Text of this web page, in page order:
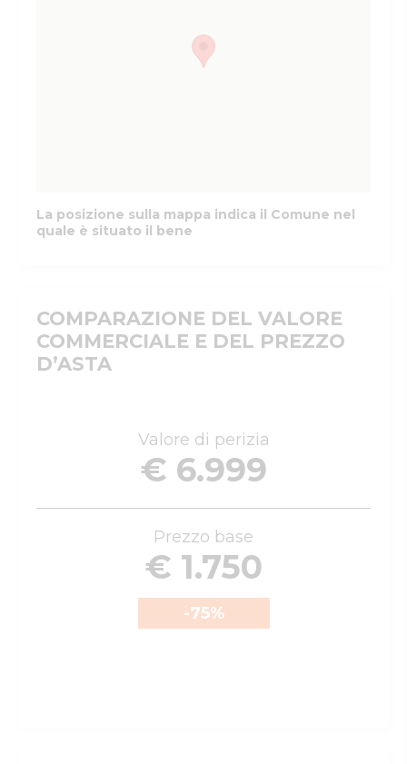
La posizione sulla mappa indica il Comune nel
quale è situato il bene
COMPARAZIONE DEL VALORE
COMMERCIALE E DEL PREZZO
D’ASTA
Valore di perizia
€ 6.999
Prezzo base
€ 1.750
-75%